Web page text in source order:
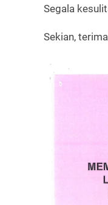
Segala
Sekian,